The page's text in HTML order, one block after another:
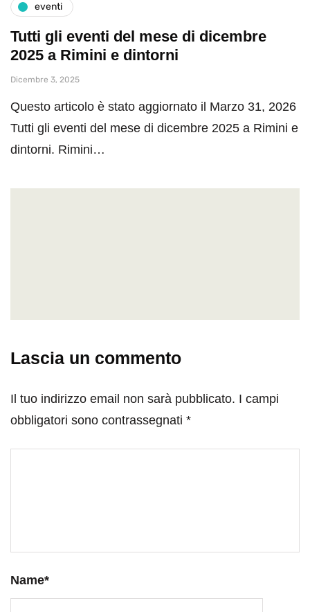
eventi
Tutti gli eventi del mese di dicembre
2025 a Rimini e dintorni
Dicembre 3, 2025
Questo articolo è stato aggiornato il Marzo 31, 2026
Tutti gli eventi del mese di dicembre 2025 a Rimini e
dintorni. Rimini…
Lascia un commento
Il tuo indirizzo email non sarà pubblicato. I campi
obbligatori sono contrassegnati *
Name*